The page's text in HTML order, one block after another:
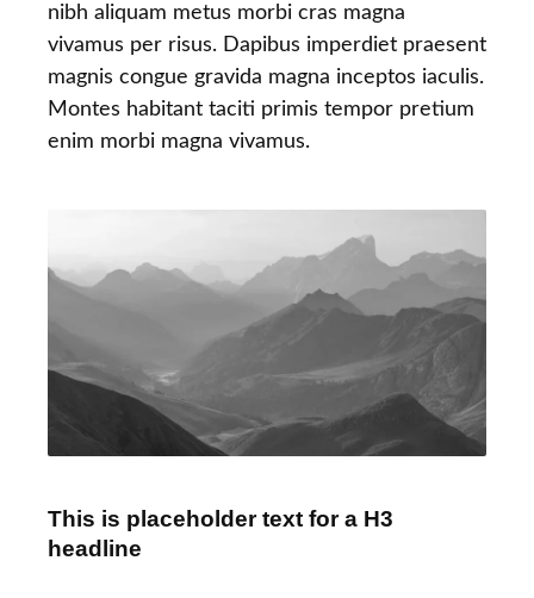
nibh aliquam metus morbi cras magna
vivamus per risus. Dapibus imperdiet praesent
magnis congue gravida magna inceptos iaculis.
Montes habitant taciti primis tempor pretium
enim morbi magna vivamus.
This is placeholder text for a H3
headline